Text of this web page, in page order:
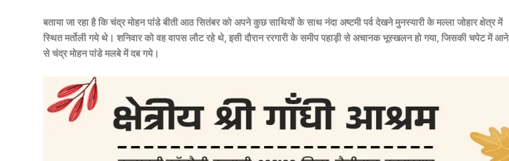
बताया जा रहा है कि चंद्र मोहन पांडे बीती आठ सितंबर को अपने कुछ साथियों के साथ नंदा अष्टमी पर्व देखने मुनस्यारी के मल्ला जोहार क्षेत्र में
स्थित मर्तोली गये थे। शनिवार को वह वापस लौट रहे थे, इसी दौरान ररगारी के समीप पहाड़ी से अचानक भूस्खलन हो गया, जिसकी चपेट में आने
से चंद्र मोहन पांडे मलबे में दब गये।